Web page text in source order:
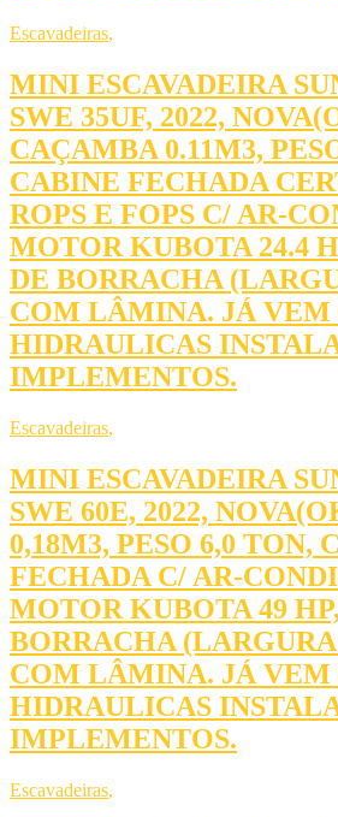
Escavadeiras,
MINI ESCAVADEIRA
SWE 35UF, 2022,
CAÇAMBA 0.11M3,
CABINE FECHADA
ROPS E FOPS C/ AR-
MOTOR KUBOTA 24.4
DE BORRACHA
COM LÂMINA. JÁ
HIDRAULICAS
IMPLEMENTOS.
Escavadeiras,
MINI ESCAVADEIRA
SWE 60E, 2022,
0,18M3, PESO 6,0 TON,
FECHADA C/ AR-
MOTOR KUBOTA 49
BORRACHA
COM LÂMINA. JÁ
HIDRAULICAS
IMPLEMENTOS.
Escavadeiras,